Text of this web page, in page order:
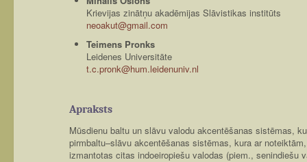
Krievijas zinātņu akadēmijas Slāvistikas institūts
neoakut@gmail.com
Teimens Pronks
Leidenes Universitāte
t.c.pronk@hum.leidenuniv.nl
Apraksts
Mūsdienu baltu un slāvu valodu akcentēšanas sistēmas,
pirmbaltu–slāvu akcentēšanas sistēmas, kura ar
izmantotas citas indoeiropiešu valodas (piem., senindiešu